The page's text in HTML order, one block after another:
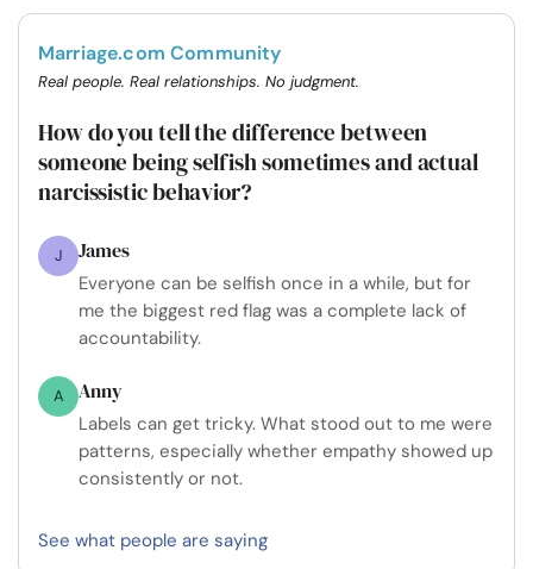
Marriage.com Community
Real people. Real relationships. No judgment.
How do you tell the difference between
someone being selfish sometimes and actual
narcissistic behavior?
J James
Everyone can be selfish once in a while, but for
me the biggest red flag was a complete lack of
accountability.
A Anny
Labels can get tricky. What stood out to me were
patterns, especially whether empathy showed up
consistently or not.
See what people are saying